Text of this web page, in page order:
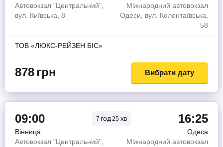
Автовокзал "Центральний",
вул. Київська, 8
Міжнародний автовокзал
Одеси, вул. Колонтаївська,
58
ТОВ «ЛЮКС-РЕЙЗЕН БІС»
878грн Вибрати дату
09:00 7 год25 хв 16:25
Вінниця
Одеса
Автовокзал "Центральний",
Міжнародний автовокзал